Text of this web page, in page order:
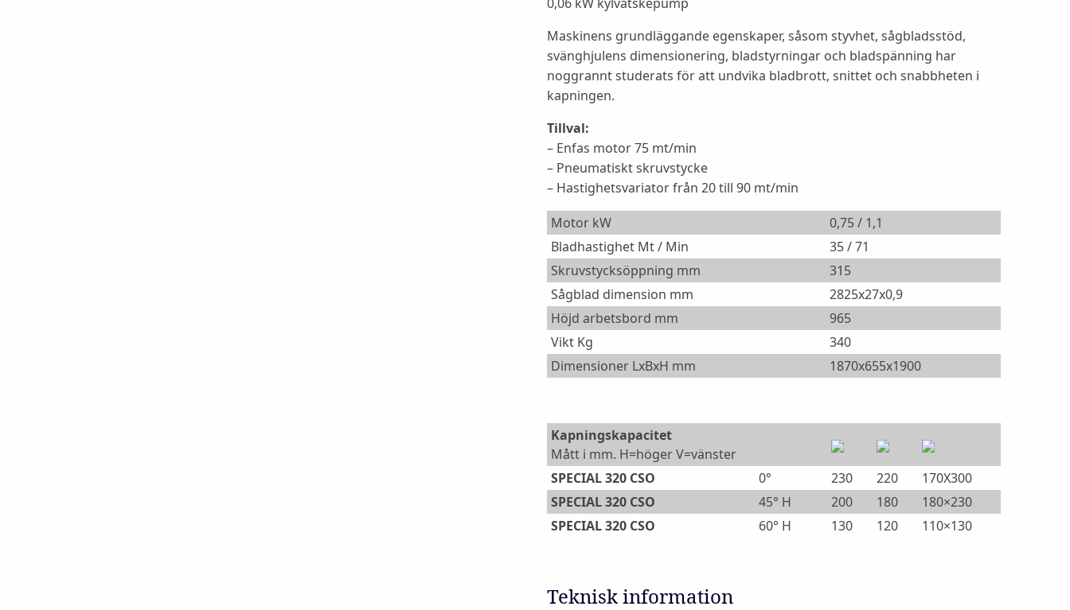
Maskinens grundläggande egenskaper, såsom styvhet, sågbladsstöd,
svänghjulens dimensionering, bladstyrningar och bladspänning har
noggrannt studerats för att undvika bladbrott, snittet och snabbheten i
kapningen.
Tillval:
– Enfas motor 75 mt/min
– Pneumatiskt skruvstycke
– Hastighetsvariator från 20 till 90 mt/min
Motor kW
0,75 / 1,1
Bladhastighet Mt / Min
35 / 71
Skruvstycksöppning mm
315
Sågblad dimension mm
2825x27x0,9
Höjd arbetsbord mm
965
Vikt Kg
340
Dimensioner LxBxH mm
1870x655x1900
Kapningskapacitet
Mått i mm. H=höger V=vänster
SPECIAL 320 CSO
0° 230 220
170X300
SPECIAL 320 CSO
45° H 200 180
180×230
SPECIAL 320 CSO
60° H 130 120 110×130
Teknisk information